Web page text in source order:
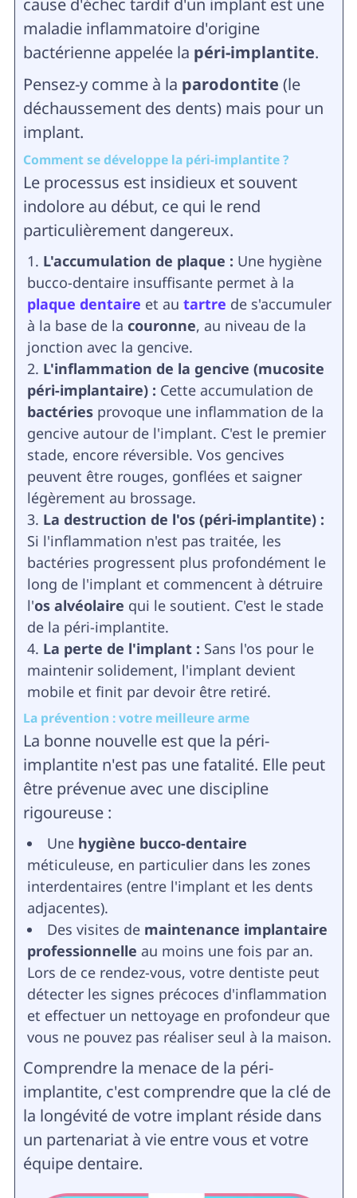
cause d'échec tardif d'un implant est une
maladie inflammatoire d'origine
bactérienne appelée la péri-implantite.
Pensez-y comme à la parodontite (le
déchaussement des dents) mais pour un
implant.
Comment se développe la péri-implantite ?
Le processus est insidieux et souvent
indolore au début, ce qui le rend
particulièrement dangereux.
L'accumulation de plaque : Une hygiène
bucco-dentaire insuffisante permet à la
plaque dentaire et au tartre de s'accumuler
à la base de la couronne, au niveau de la
jonction avec la gencive.
L'inflammation de la gencive (mucosite
péri-implantaire) : Cette accumulation de
bactériesprovoque une inflammation de la
gencive autour de l'implant. C'est le premier
stade, encore réversible. Vos gencives
peuvent être rouges, gonflées et saigner
légèrement au brossage.
La destruction de l'os (péri-implantite) :
Si l'inflammation n'est pas traitée, les
bactéries progressent plus profondément le
long de l'implant et commencent à détruire
l'os alvéolaire qui le soutient. C'est le stade
de la péri-implantite.
La perte de l'implant : Sans l'os pour le
maintenir solidement, l'implant devient
mobile et finit par devoir être retiré.
La prévention : votre meilleure arme
La bonne nouvelle est que la péri-
implantite n'est pas une fatalité. Elle peut
être prévenue avec une discipline
rigoureuse :
Une hygiène bucco-dentaire
méticuleuse, en particulier dans les zones
interdentaires (entre l'implant et les dents
adjacentes).
Des visites de maintenance implantaire
professionnelle au moins une fois par an.
Lors de ce rendez-vous, votre dentiste peut
détecter les signes précoces d'inflammation
et effectuer un nettoyage en profondeur que
vous ne pouvez pas réaliser seul à la maison.
Comprendre la menace de la péri-
implantite, c'est comprendre que la clé de
la longévité de votre implant réside dans
un partenariat à vie entre vous et votre
équipe dentaire.